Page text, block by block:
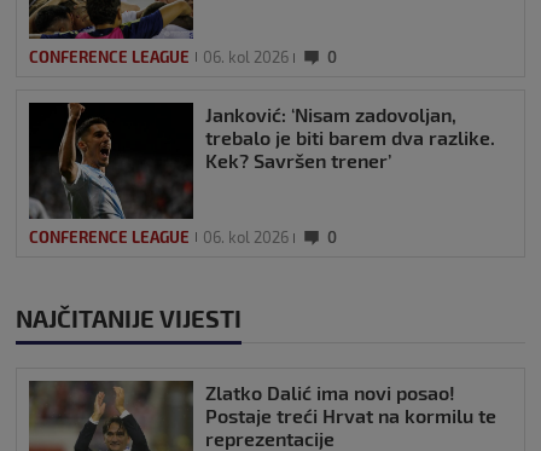
CONFERENCE LEAGUE 06. kol 2026 0
Janković: ‘Nisam zadovoljan,
trebalo je biti barem dva razlike.
Kek? Savršen trener’
CONFERENCE LEAGUE 06. kol 2026 0
NAJČITANIJE VIJESTI
Zlatko Dalić ima novi posao!
Postaje treći Hrvat na kormilu te
reprezentacije